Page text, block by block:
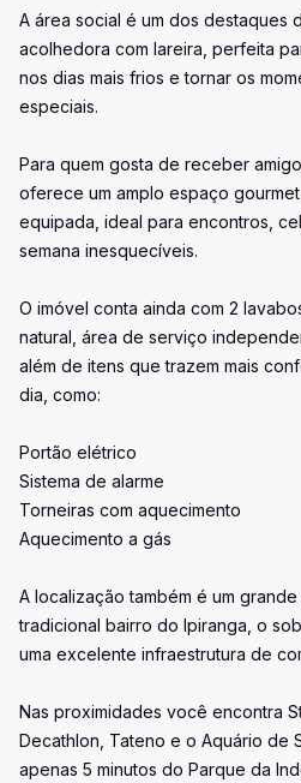
A área social é um dos destaques
acolhedora com lareira, perfeita
nos dias mais frios e tornar os
especiais.
Para quem gosta de receber
oferece um amplo espaço
equipada, ideal para encontros,
semana inesquecíveis.
O imóvel conta ainda com 2
natural, área de serviço
além de itens que trazem mais
dia, como:
Portão elétrico
Sistema de alarme
Torneiras com aquecimento
Aquecimento a gás
A localização também é um
tradicional bairro do Ipiranga, o
uma excelente infraestrutura de
Nas proximidades você encontra
Decathlon, Tateno e o Aquário de
apenas 5 minutos do Parque da